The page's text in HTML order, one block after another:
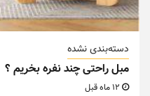
دسته‌بندی نشده
مبل راحتی چند نفره بخریم ؟